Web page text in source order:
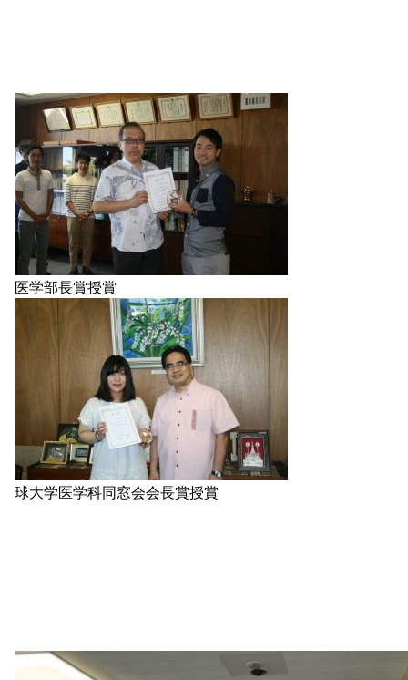
医学部長賞授賞
球大学医学科同窓会会長賞授賞